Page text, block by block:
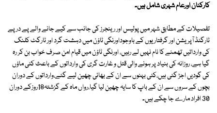
کارکنان اورعام شہری شامل ہیں۔
تفصیلات کے مطابق شہر میں پولیس اور رینجرز کی جانب سے کیے جانے والے پے در پے
ٹارگٹڈ آپریشن اور گرفتاریوں کے باوجوداورنگی ٹاؤن میں دہشت گرد اور ٹارگٹ کلنگ
کی وارداتیں تھمنے کا نام نہیں لے رہیں، اورنگی ٹاؤن میں قیام امن صرف خواب بن کر رہ
گیا ہے، روزانہ کی بنیاد پر ہونے والی قتل و غارت گری کی وارداتوں کے باعث کئی ماؤں
کی گودیں اجڑ گئی ہیں،کئی بہنوں سے ان کے بھائی چھین لیے گئے،وارداتوں کے دوران
بچوں کے سروں سے ان کے باپ کا سایہ چھین لیا گیا،رواں ماہ کے گزشتہ18روزکے دوران
30 افراد مارے جا چکے ہیں۔